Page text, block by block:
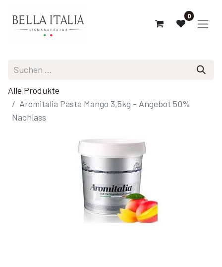
0
Alle Produkte
Aromitalia Pasta Mango 3,5kg - Angebot 50%
Nachlass